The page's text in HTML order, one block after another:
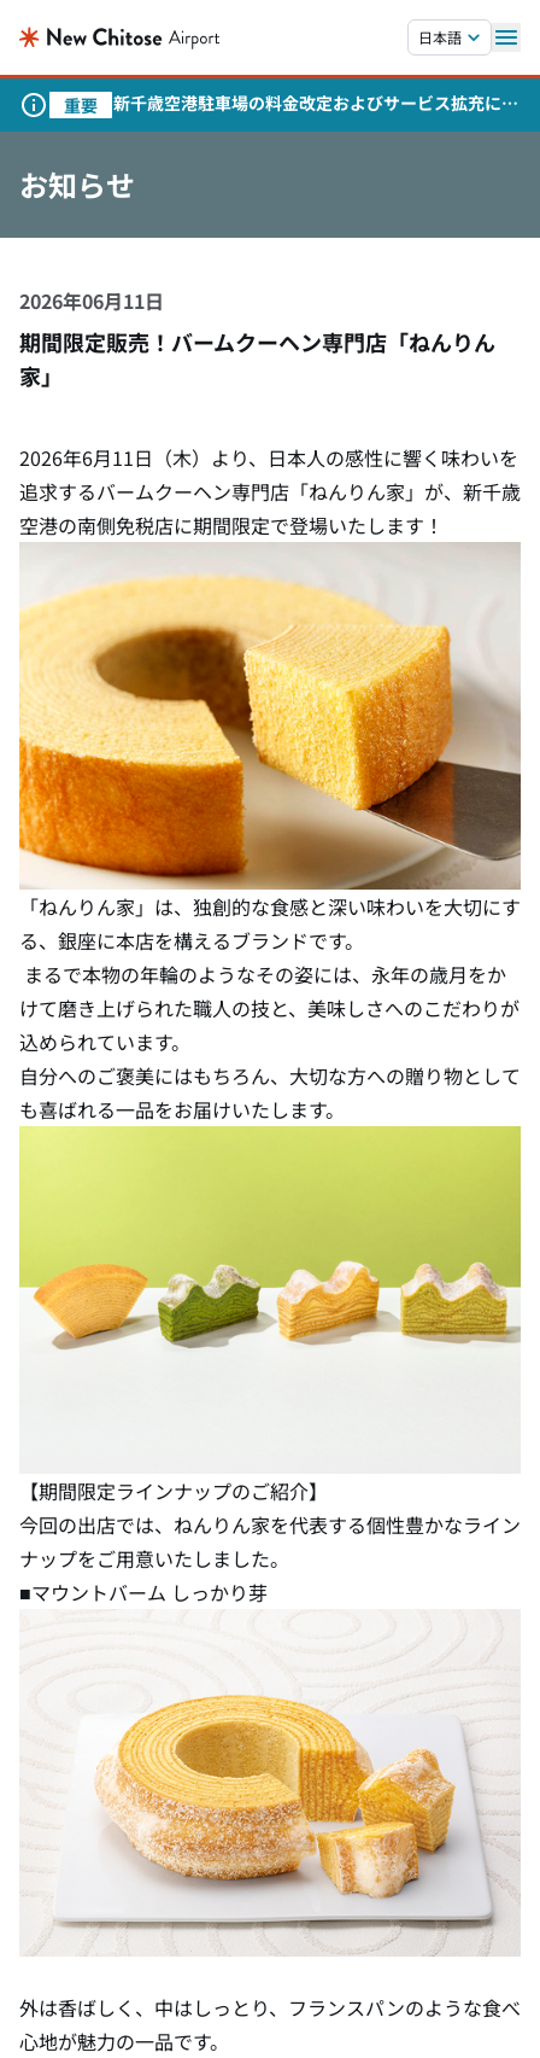
日本語
重要
新千歳空港駐車場の料金改定およびサービス拡充につ
いて
お知らせ
2026年06月11日
期間限定販売！バームクーヘン専門店「ねんりん
家」
2026年6月11日（木）より、日本人の感性に響く味わいを
追求するバームクーヘン専門店「ねんりん家」が、新千歳
空港の南側免税店に期間限定で登場いたします！
「ねんりん家」は、独創的な食感と深い味わいを大切にす
る、銀座に本店を構えるブランドです。
まるで本物の年輪のようなその姿には、永年の歳月をか
けて磨き上げられた職人の技と、美味しさへのこだわりが
込められています。
自分へのご褒美にはもちろん、大切な方への贈り物として
も喜ばれる一品をお届けいたします。
【期間限定ラインナップのご紹介】
今回の出店では、ねんりん家を代表する個性豊かなライン
ナップをご用意いたしました。
■マウントバーム しっかり芽
外は香ばしく、中はしっとり、フランスパンのような食べ
心地が魅力の一品です。